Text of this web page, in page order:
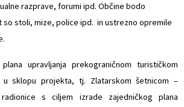
razprave, forumi ipd. Občine bodo
stoli, mize, police ipd. in ustrezno opremile
upravljanja prekograničnom turističkom
u sklopu projekta, tj. Zlatarskom šetnicom –
s ciljem izrade zajedničkog plana